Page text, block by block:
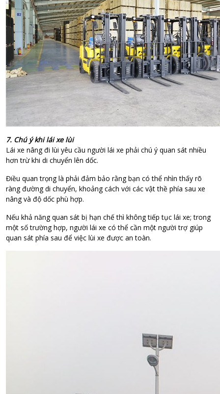
7. Chú ý khi lái xe lùi
Lái xe nâng đi lùi yêu cầu người lái xe phải chú ý quan sát nhiều
hơn trừ khi di chuyển lên dốc.
Điều quan trọng là phải đảm bảo rằng bạn có thể nhìn thấy rõ
ràng đường di chuyển, khoảng cách với các vật thề phía sau xe
nâng và độ dốc phù hợp.
Nếu khả năng quan sát bị hạn chế thì không tiếp tục lái xe; trong
một số trường hợp, người lái xe có thể cần một người trợ giúp
quan sát phía sau để việc lùi xe được an toàn.